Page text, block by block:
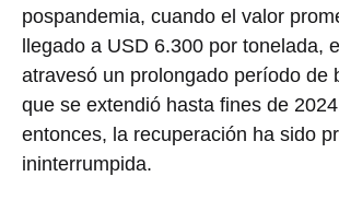
pospandemia, cuando el valor
llegado a USD 6.300 por tonelada,
atravesó un prolongado período de
que se extendió hasta fines de
entonces, la recuperación ha sido
ininterrumpida.